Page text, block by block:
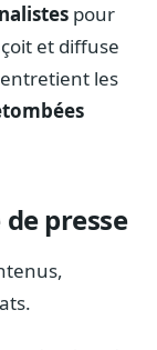
pour
et diffuse
les
presse